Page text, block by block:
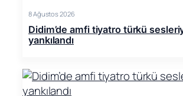
8 Ağustos 2026
Didim’de amfi tiyatro türkü
yankılandı